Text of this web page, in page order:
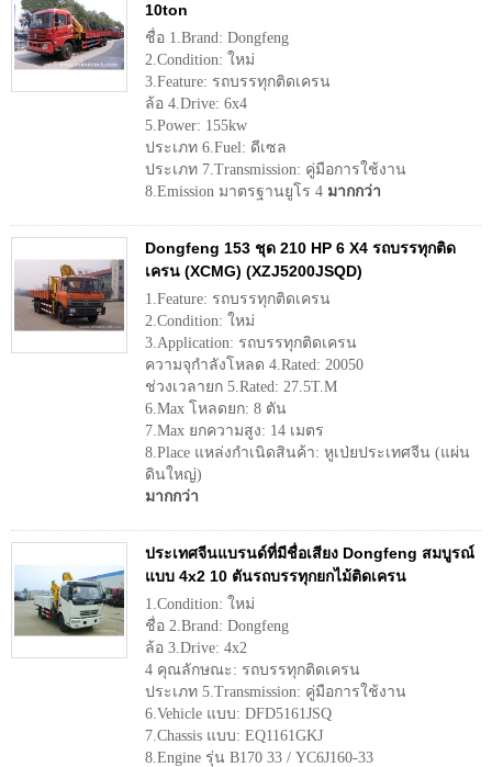
10ton
ชื่อ 1.Brand: Dongfeng
2.Condition: ใหม่
3.Feature: รถบรรทุกติดเครน
ล้อ 4.Drive: 6x4
5.Power: 155kw
ประเภท 6.Fuel: ดีเซล
ประเภท 7.Transmission: คู่มือการใช้งาน
8.Emission มาตรฐานยูโร 4 มากกว่า
Dongfeng 153 ชุด 210 HP 6 X4 รถบรรทุกติด
เครน (XCMG) (XZJ5200JSQD)
1.Feature: รถบรรทุกติดเครน
2.Condition: ใหม่
3.Application: รถบรรทุกติดเครน
ความจุกำลังโหลด 4.Rated: 20050
ช่วงเวลายก 5.Rated: 27.5T.M
6.Max โหลดยก: 8 ตัน
7.Max ยกความสูง: 14 เมตร
8.Place แหล่งกำเนิดสินค้า: หูเป่ยประเทศจีน (แผ่น
ดินใหญ่)
มากกว่า
ประเทศจีนแบรนด์ที่มีชื่อเสียง Dongfeng สมบูรณ์
แบบ 4x2 10 ตันรถบรรทุกยกไม้ติดเครน
1.Condition: ใหม่
ชื่อ 2.Brand: Dongfeng
ล้อ 3.Drive: 4x2
4 คุณลักษณะ: รถบรรทุกติดเครน
ประเภท 5.Transmission: คู่มือการใช้งาน
6.Vehicle แบบ: DFD5161JSQ
7.Chassis แบบ: EQ1161GKJ
8.Engine รุ่น B170 33 / YC6J160-33